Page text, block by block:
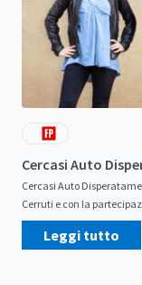
Cercasi Auto
Cercasi Auto
Cerruti e con la
Leggi tutto